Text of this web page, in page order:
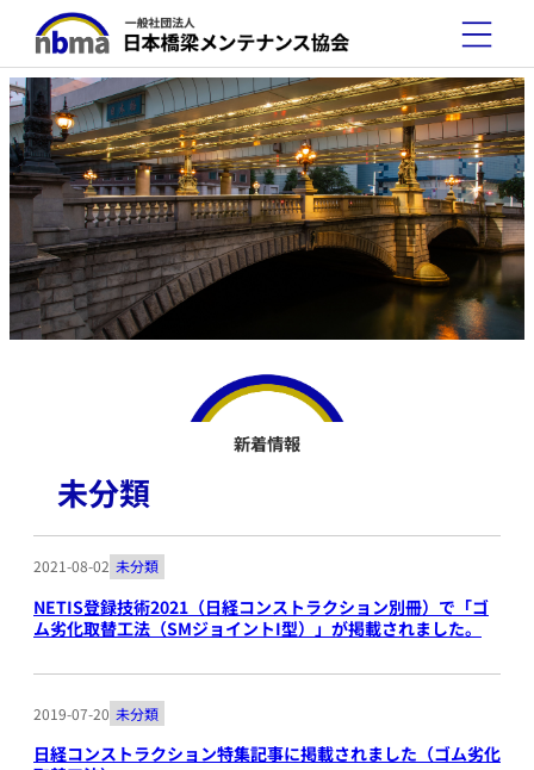
新着情報
未分類
2021-08-02 未分類
NETIS登録技術2021（日経コンストラクション別冊）で「ゴ
ム劣化取替工法（SMジョイントI型）」が掲載されました。
2019-07-20 未分類
日経コンストラクション特集記事に掲載されました（ゴム劣化